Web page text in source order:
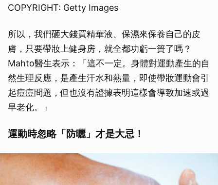
COPYRIGHT: Getty Images
所以，我們砸大錢買精華液、保濕來保養自己的皮
膚，只要帶妝上健身房，就全都功虧一簣了嗎？
Mahto醫生表示：「這不一定。身體對運動產生的自
然生理反應，是產生汗水和熱量，即使帶妝運動會引
起痘痘問題，但也沒有證據表明這樣會導致加速或過
早老化。」
運動時忽略「防曬」才是大忌！